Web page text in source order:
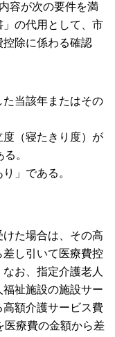
容が次の要件を満
の代用として、市
控除に係わる確認
た当該年またはその
度（寝たきり度）が
。
」である。
た場合は、その高
し引いて医療費控
お、指定介護老人
祉施設の施設サー
高額介護サービス費
医療費の金額から差